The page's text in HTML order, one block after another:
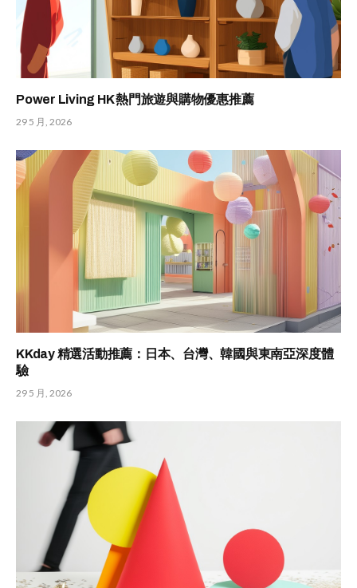
Power Living HK 熱門旅遊與購物優惠推薦
29 5 月, 2026
KKday 精選活動推薦：日本、台灣、韓國與東南亞深度體
驗
29 5 月, 2026